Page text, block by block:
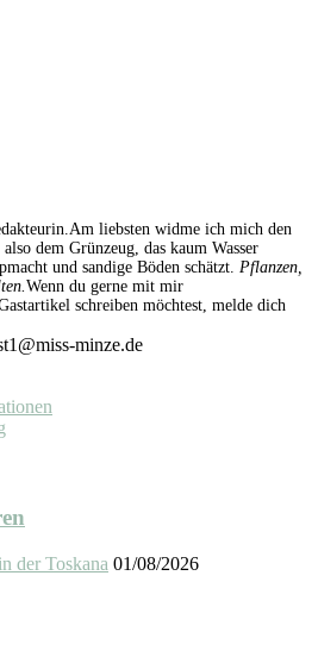
liebsten widme ich mich den
also dem Grünzeug, das kaum Wasser
und sandige Böden schätzt. Pflanzen,
Wenn du gerne mit mir
schreiben möchtest, melde dich
minze.de
der Toskana 01/08/2026